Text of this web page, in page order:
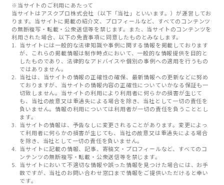
※当サイトのご利用にあたって
当サイトはアスクプロ株式会社（以下「当社」といいます。）が運営してお
ります。当サイトに掲載の紹介文、プロフィールなど、すべてのコンテンツ
の無断複写・転載・公衆送信等を禁じます。また、当サイトのコンテンツを
利用された場合、以下の免責事項に同意したものとみなします。
当サイトには一般的な法律知識や事例に関する情報を掲載しております
が、これらの掲載情報は制作時点において、一般的な情報提供を目的と
したものであり、法律的なアドバイスや個別の事例への適用を行うもの
ではありません。
当社は、当サイトの情報の正確性の確保、最新情報への更新などに努め
ておりますが、当サイトの情報内容の正確性についていかなる保証も一
切致しません。当サイトの利用により利用者に何らかの損害が生じて
も、当社の故意又は重過失による場合を除き、当社として一切の責任を
負いません。情報の利用については利用者が一切の責任を負うこととし
ます。
当サイトの情報は、予告なしに変更されることがあります。変更によっ
て利用者に何らかの損害が生じても、当社の故意又は重過失による場合
を除き、当社として一切の責任を負いません。
当サイトに記載の情報、記事、寄稿文・プロフィールなど、すべてのコ
ンテンツの無断複写・転載・公衆送信等を禁じます。
当サイトにおいて不適切な情報や誤った情報を見つけた場合には、お手
数ですが、当社のお問い合わせ窓口まで情報をご提供いただけると幸い
です。